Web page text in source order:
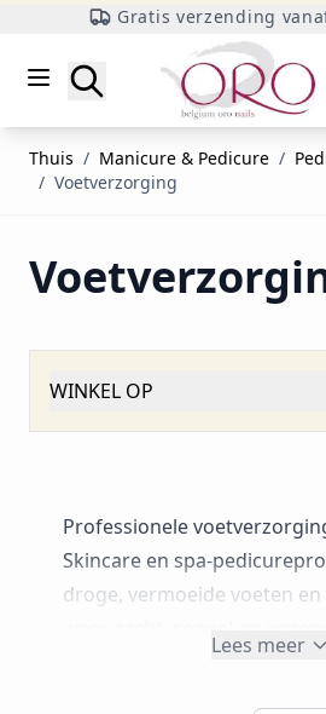
Gratis verzending
Zoeken
Thuis / Manicure & Pedicure /
/ Voetverzorging
WINKEL OP
Professionele
Skincare en
droge, vermoeide voeten
Lees meer